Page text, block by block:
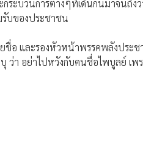
ระบวนการต่างๆที่เดินกันมาจนถึงว
บของประชาชน
และรองหัวหน้าพรรคพลังประชา
ว่า อย่าไปหวังกับคนชื่อไพบูลย์ เพ